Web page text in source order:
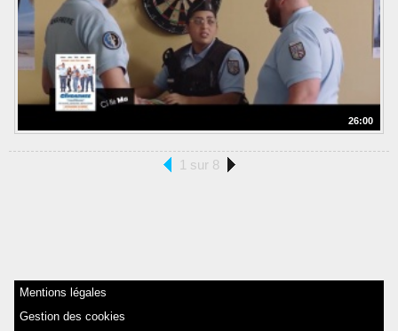
26:00
1 sur 8
Mentions légales
Gestion des cookies